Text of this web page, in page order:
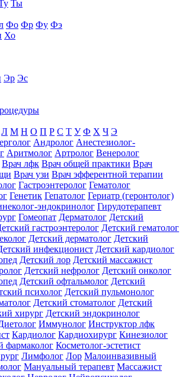
Ты
Фо Фр Фу Фэ
Хо
Эр Эс
Л М Н О П Р С Т У Ф Х Ч Э
Андролог Анестезиолог-
Аритмолог Артролог Венеролог
Врач лфк Врач общей практики Врач
Врач узи Врач эфферентной терапии
Гастроэнтеролог Гематолог
Генетик Гепатолог Гериатр (геронтолог)
эндокринолог Гирудотерапевт
Гомеопат Дерматолог Детский
гастроэнтеролог Детский гематолог
Детский дерматолог Детский
инфекционист Детский кардиолог
Детский лор Детский массажист
Детский нефролог Детский онколог
Детский офтальмолог Детский
психолог Детский пульмонолог
Детский стоматолог Детский
хирург Детский эндокринолог
Иммунолог Инструктор лфк
Кардиолог Кардиохирург Кинезиолог
фармаколог Косметолог-эстетист
Лимфолог Лор Малоинвазивный
Мануальный терапевт Массажист